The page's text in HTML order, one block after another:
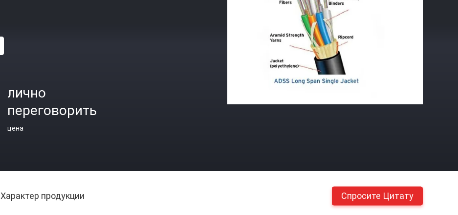
лично
переговорить
цена
Характер продукции Спросите Цитату